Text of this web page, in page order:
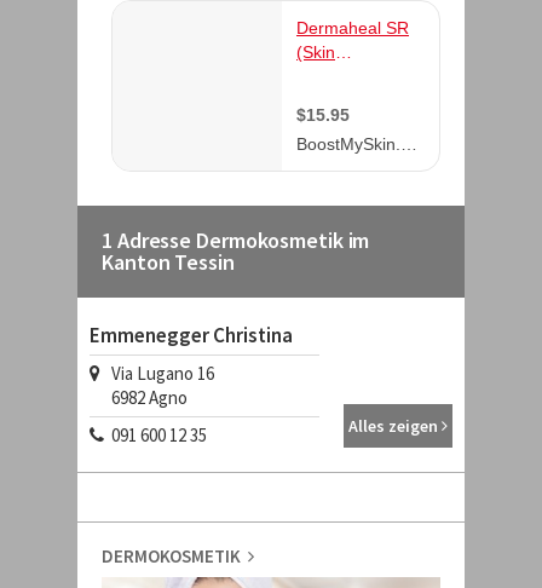
1 Adresse Dermokosmetik im
Kanton Tessin
Emmenegger Christina
Via Lugano 16
6982Agno
091 600 12 35
Alles zeigen
DERMOKOSMETIK